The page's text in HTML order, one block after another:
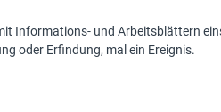
Informations- und Arbeitsblättern
oder Erfindung, mal ein Ereignis.